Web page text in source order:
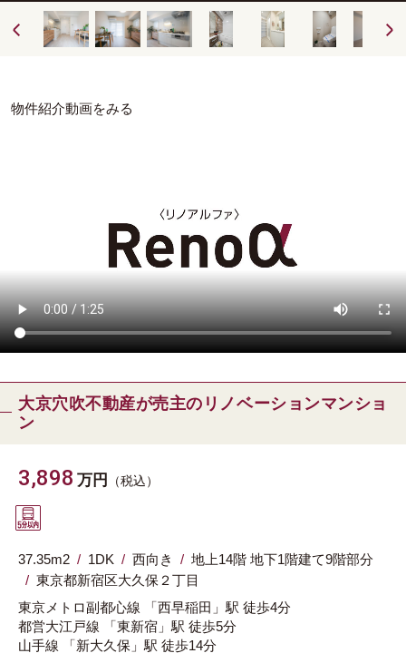
物件紹介動画をみる
大京穴吹不動産が売主のリノベーションマンショ
ン
3,898 万円 （税込）
37.35m2 1DK 西向き
地上14階 地下1階建て9階部分
東京都新宿区大久保２丁目
東京メトロ副都心線
「西早稲田」駅 徒歩4分
都営大江戸線
「東新宿」駅 徒歩5分
山手線
「新大久保」駅 徒歩14分